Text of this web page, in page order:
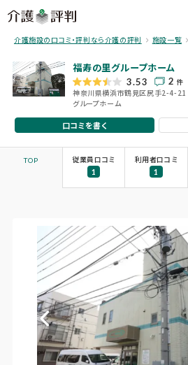
介護施設の口コミ・評判なら介護の評判
施設一覧
福寿の里グループホーム
3.53
2 件
神奈川県横浜市鶴見区尻手2-4-21
グループホーム
口コミを書く
TOP 従業員口コミ
1
利用者口コミ
1